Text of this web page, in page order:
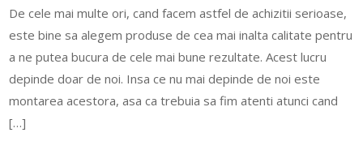
De cele mai multe ori, cand facem astfel de achizitii serioase,
este bine sa alegem produse de cea mai inalta calitate pentru
a ne putea bucura de cele mai bune rezultate. Acest lucru
depinde doar de noi. Insa ce nu mai depinde de noi este
montarea acestora, asa ca trebuia sa fim atenti atunci cand
[…]